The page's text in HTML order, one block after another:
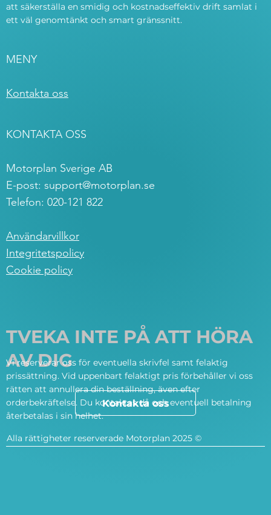
att säkerställa en smidig och kostnadseffektiv drift samlat i
ett väl genomtänkt och smart gränssnitt.
MENY
Kontakta oss
KONTAKTA OSS
Motorplan Sverige AB
E-post: support@motorplan.se
Telefon: 020-121 822
Användarvillkor
Integritetspolicy
Cookie policy
TVEKA INTE PÅ ATT HÖRA
AV DIG
Kontakta oss
Vi reserverar oss för eventuella skrivfel samt felaktig
prissättning. Vid uppenbart felaktigt pris förbehåller vi oss
rätten att annullera din beställning, även efter
orderbekräftelse. Du kontaktas då och eventuell betalning
återbetalas i sin helhet.
Alla rättigheter reserverade Motorplan 2025 ©